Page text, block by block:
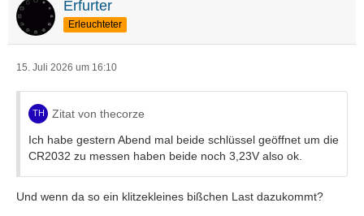
Erfurter
Erleuchteter
15. Juli 2026 um 16:10
Zitat von thecorze
Ich habe gestern Abend mal beide schlüssel geöffnet um die
CR2032 zu messen haben beide noch 3,23V also ok.
Und wenn da so ein klitzekleines bißchen Last dazukommt?